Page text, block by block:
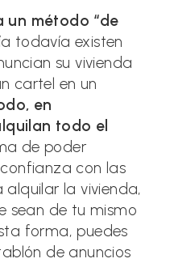
un método “de
todavía existen
su vivienda
cartel en un
en
todo el
de poder
con las
alquilar la vivienda,
sean de tu mismo
forma, puedes
de anuncios